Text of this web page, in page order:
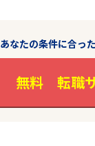
あなたの条件に合っ
無料 転職